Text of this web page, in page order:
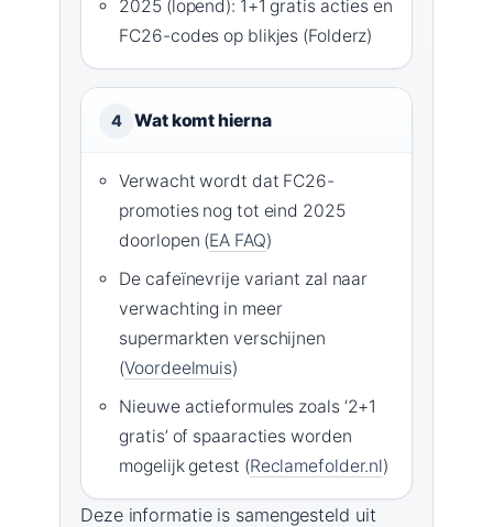
2025 (lopend): 1+1 gratis acties en
FC26-codes op blikjes (Folderz)
4 Wat komt hierna
Verwacht wordt dat FC26-
promoties nog tot eind 2025
doorlopen (EA FAQ)
De cafeïnevrije variant zal naar
verwachting in meer
supermarkten verschijnen
(Voordeelmuis)
Nieuwe actieformules zoals ‘2+1
gratis’ of spaaracties worden
mogelijk getest (Reclamefolder.nl)
Deze informatie is samengesteld uit